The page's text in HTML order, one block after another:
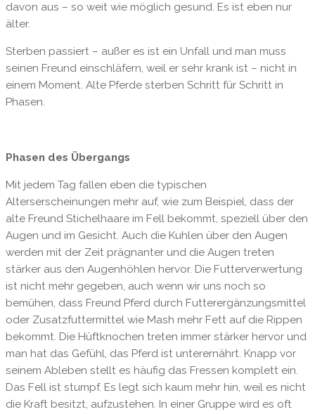
davon aus – so weit wie möglich gesund. Es ist eben nur
älter.
Sterben passiert – außer es ist ein Unfall und man muss
seinen Freund einschläfern, weil er sehr krank ist – nicht in
einem Moment. Alte Pferde sterben Schritt für Schritt in
Phasen.
Phasen des Übergangs
Mit jedem Tag fallen eben die typischen
Alterserscheinungen mehr auf, wie zum Beispiel, dass der
alte Freund Stichelhaare im Fell bekommt, speziell über den
Augen und im Gesicht. Auch die Kuhlen über den Augen
werden mit der Zeit prägnanter und die Augen treten
stärker aus den Augenhöhlen hervor. Die Futterverwertung
ist nicht mehr gegeben, auch wenn wir uns noch so
bemühen, dass Freund Pferd durch Futterergänzungsmittel
oder Zusatzfuttermittel wie Mash mehr Fett auf die Rippen
bekommt. Die Hüftknochen treten immer stärker hervor und
man hat das Gefühl, das Pferd ist unterernährt. Knapp vor
seinem Ableben stellt es häufig das Fressen komplett ein.
Das Fell ist stumpf. Es legt sich kaum mehr hin, weil es nicht
die Kraft besitzt, aufzustehen. In einer Gruppe wird es oft